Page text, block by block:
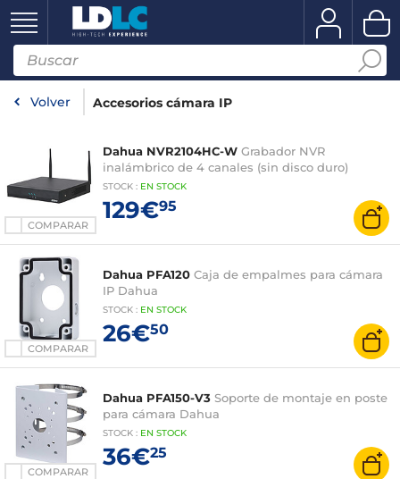
Volver Accesorios cámara IP
COMPARAR
Dahua NVR2104HC-W Grabador NVR
inalámbrico de 4 canales (sin disco duro)
STOCK : EN STOCK
129€95
COMPARAR
Dahua PFA120 Caja de empalmes para cámara
IP Dahua
STOCK : EN STOCK
26€50
COMPARAR
Dahua PFA150-V3 Soporte de montaje en poste
para cámara Dahua
STOCK : EN STOCK
36€25